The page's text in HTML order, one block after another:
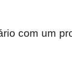
com um